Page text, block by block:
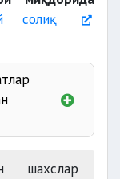
солиқ
шахслар